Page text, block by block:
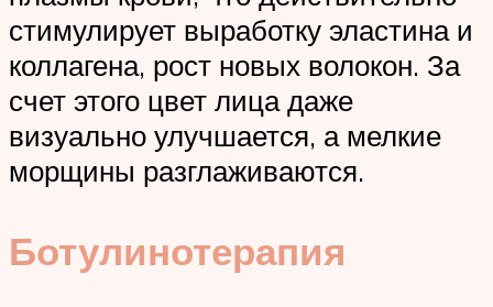
стимулирует выработку эластина и
коллагена, рост новых волокон. За
счет этого цвет лица даже
визуально улучшается, а мелкие
морщины разглаживаются.
Ботулинотерапия